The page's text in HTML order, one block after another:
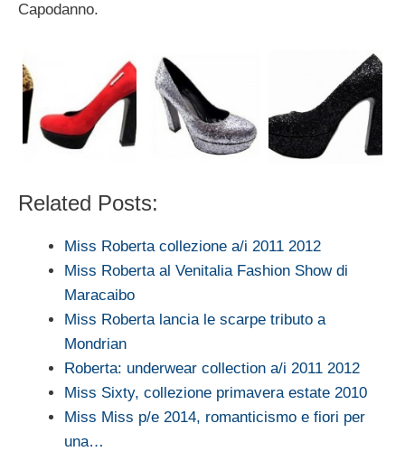
Capodanno.
Related Posts:
Miss Roberta collezione a/i 2011 2012
Miss Roberta al Venitalia Fashion Show di
Maracaibo
Miss Roberta lancia le scarpe tributo a
Mondrian
Roberta: underwear collection a/i 2011 2012
Miss Sixty, collezione primavera estate 2010
Miss Miss p/e 2014, romanticismo e fiori per
una…